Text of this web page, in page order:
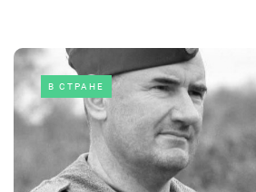
В СТРАНЕ